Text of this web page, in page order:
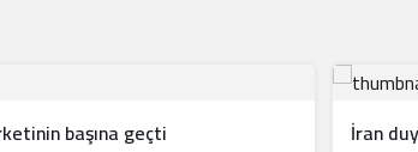
başına geçti İran